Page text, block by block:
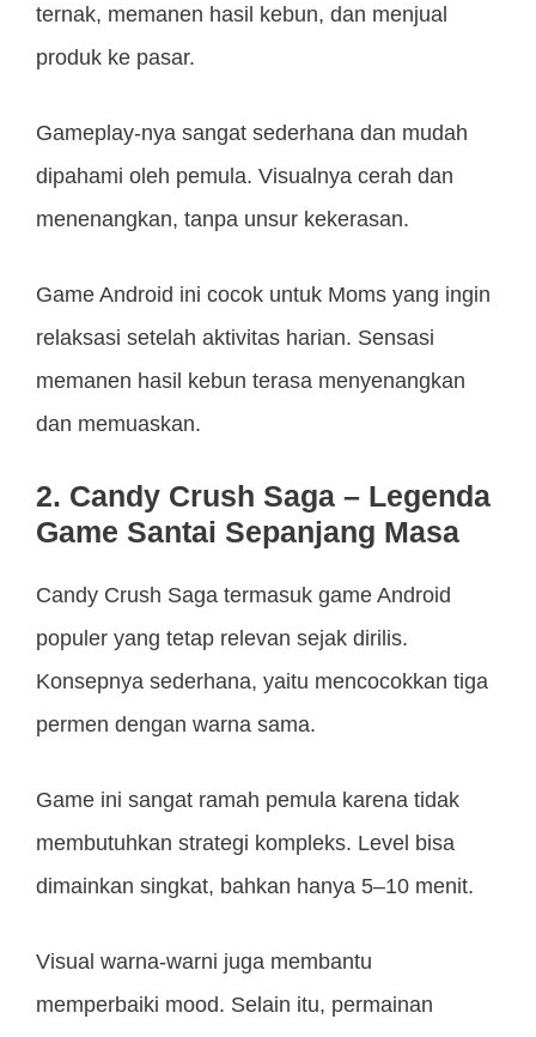
ternak, memanen hasil kebun, dan menjual
produk ke pasar.
Gameplay-nya sangat sederhana dan mudah
dipahami oleh pemula. Visualnya cerah dan
menenangkan, tanpa unsur kekerasan.
Game Android ini cocok untuk Moms yang ingin
relaksasi setelah aktivitas harian. Sensasi
memanen hasil kebun terasa menyenangkan
dan memuaskan.
2. Candy Crush Saga – Legenda
Game Santai Sepanjang Masa
Candy Crush Saga termasuk game Android
populer yang tetap relevan sejak dirilis.
Konsepnya sederhana, yaitu mencocokkan tiga
permen dengan warna sama.
Game ini sangat ramah pemula karena tidak
membutuhkan strategi kompleks. Level bisa
dimainkan singkat, bahkan hanya 5–10 menit.
Visual warna-warni juga membantu
memperbaiki mood. Selain itu, permainan